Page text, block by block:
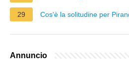
29 Cos'è la solitudine per
Annuncio